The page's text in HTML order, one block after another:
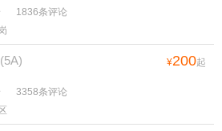
1836条评论
(5A) ¥200起
3358条评论